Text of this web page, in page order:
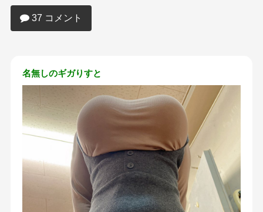
るｗｗｗｗｗｗｗｗｗｗ
37 コメント
名無しのギガりすと